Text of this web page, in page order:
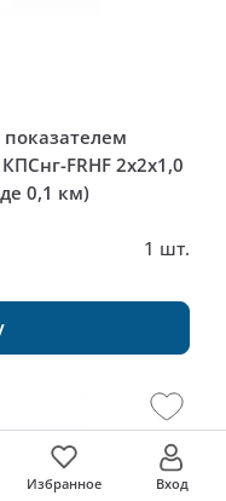
Вход
Избранное
FRHF 2x2x1,0
0,1 км)
1 шт.